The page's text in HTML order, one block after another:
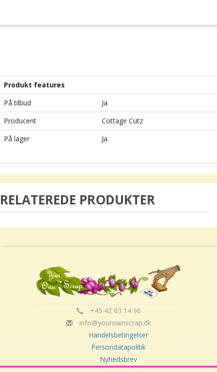
Produkt features
På tilbud
Ja
Producent
Cottage Cutz
På lager
Ja
RELATEREDE PRODUKTER
+45 42 63 14 96
info@yourownscrap.dk
Handelsbetingelser
Persondatapolitik
Nyhedsbrev